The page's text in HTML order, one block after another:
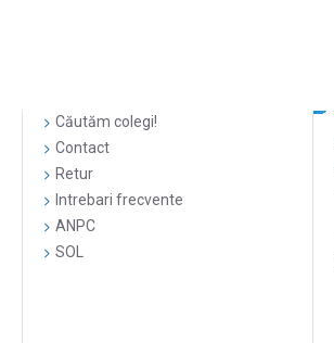
Căutăm colegi!
Contact
Retur
Intrebari frecvente
ANPC
SOL